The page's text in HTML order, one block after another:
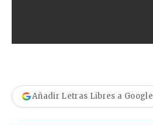
Añadir Letras Libres a Google